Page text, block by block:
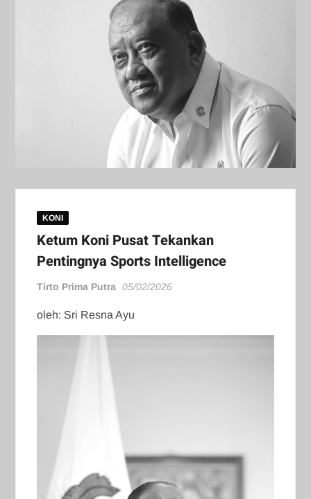
KONI
Ketum Koni Pusat Tekankan
Pentingnya Sports Intelligence
Tirto Prima Putra 05/02/2026
oleh: Sri Resna Ayu